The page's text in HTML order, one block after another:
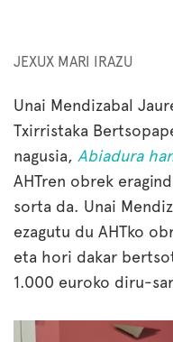
JEXUX MARI IRAZU
Unai Mendizabal
Txirristaka
nagusia, Abiadura
AHTren obrek
sorta da. Unai
ezagutu du AHTko
eta hori dakar
1.000 euroko diru-